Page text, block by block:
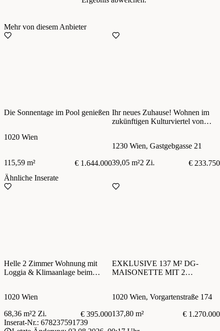
Mehr von diesem Anbieter
Die Sonnentage im Pool genießen
1020 Wien
115,59 m² € 1.644.000
Ihr neues Zuhause! Wohnen im
zukünftigen Kulturviertel von
1230 Wien, Gastgebgasse 21
39,05 m²2 Zi.
€ 233.750
Ähnliche Inserate
Helle 2 Zimmer Wohnung mit
Loggia & Klimaanlage beim
1020 Wien
68,36 m²2 Zi. € 395.000
EXKLUSIVE 137 M² DG-
MAISONETTE MIT 2
ANSPRUCHSVOLLE PAARE
1020 Wien, Vorgartenstraße 174
137,80 m²
€ 1.270.000
Inserat-Nr.: 678237591739